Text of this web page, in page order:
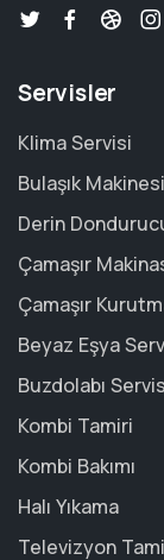
Servisler
Klima Servisi
Bulaşık
Derin
Çamaşır
Çamaşır
Beyaz Eşya
Buzdolabı
Kombi Tamiri
Kombi Bakımı
Halı Yıkama
Televizyon